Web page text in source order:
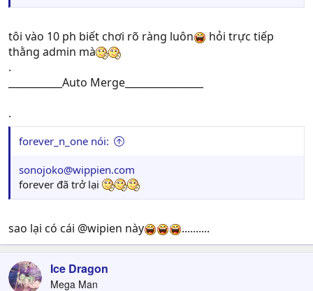
tôi vào 10 ph biết chơi rõ ràng luôn
hỏi trực tiếp
thằng admin mà
.
___________Auto Merge________________
.
forever_n_one nói:
sonojoko@wippien.com
forever đã trở lại
sao lại có cái @wipien này ..........
Ice Dragon
Mega Man